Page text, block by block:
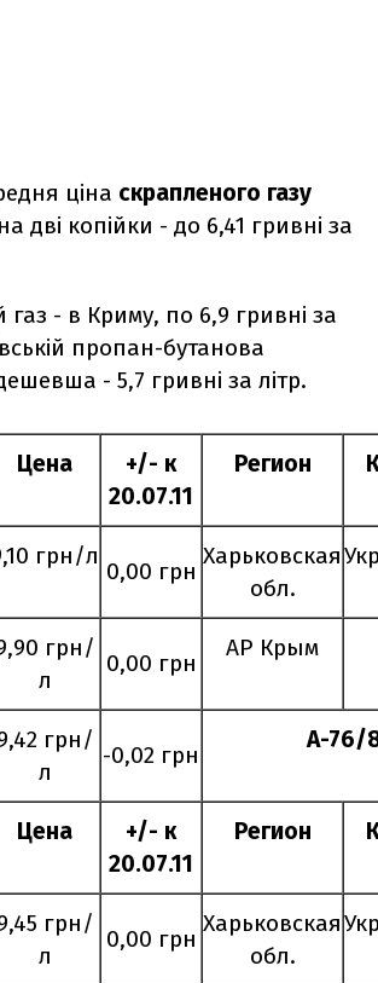
ціна скрапленого газу
дві копійки - до 6,41 гривні за
- в Криму, по 6,9 гривні за
пропан-бутанова
- 5,7 гривні за літр.
Цена
+/- к
20.07.11
Регион
грн/л
0,00 грн
Харьковская
обл.
грн/
л
0,00 грн
АР Крым
грн/
л
-0,02 грн
А-76/
Цена
+/- к
20.07.11
Регион
грн/
л
0,00 грн
Харьковская
обл.